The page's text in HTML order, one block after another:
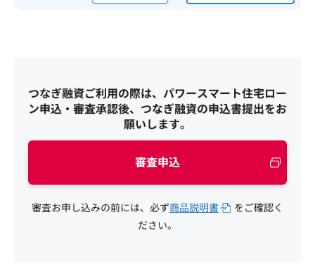
つなぎ融資ご利用の際は、パワースマート住宅ロー
ン申込・審査承認後、 つなぎ融資の申込書提出をお
願いします。
審査申込
審査お申し込みの前には、必ず商品説明書
をご確認く
ださい。